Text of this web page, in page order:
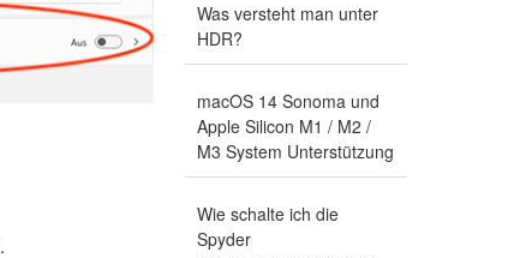
Was versteht man unter
HDR?
macOS 14 Sonoma und
Apple Silicon M1 / M2 /
M3 System Unterstützung
Wie schalte ich die
Spyder
.